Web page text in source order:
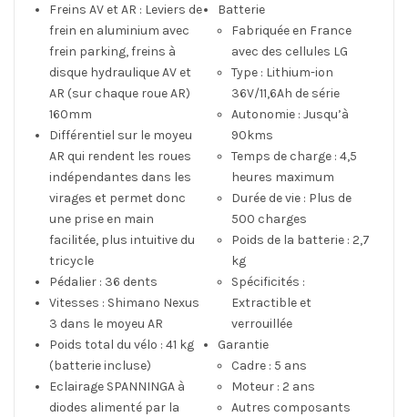
Freins AV et AR : Leviers de
frein en aluminium avec
frein parking, freins à
disque hydraulique AV et
AR (sur chaque roue AR)
160mm
Différentiel sur le moyeu
AR qui rendent les roues
indépendantes dans les
virages et permet donc
une prise en main
facilitée, plus intuitive du
tricycle
Pédalier : 36 dents
Vitesses : Shimano Nexus
3 dans le moyeu AR
Poids total du vélo : 41 kg
(batterie incluse)
Eclairage SPANNINGA à
diodes alimenté par la
Batterie
Fabriquée en France
avec des cellules LG
Type : Lithium-ion
36V/11,6Ah de série
Autonomie : Jusqu’à
90kms
Temps de charge : 4,5
heures maximum
Durée de vie : Plus de
500 charges
Poids de la batterie : 2,7
kg
Spécificités :
Extractible et
verrouillée
Garantie
Cadre : 5 ans
Moteur : 2 ans
Autres composants